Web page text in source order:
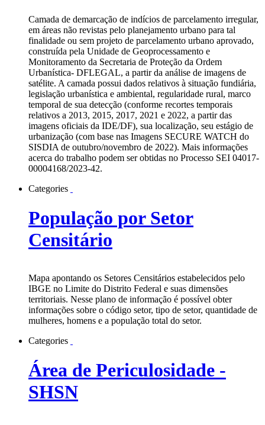
Camada de demarcação de indícios de parcelamento irregular,
em áreas não revistas pelo planejamento urbano para tal
finalidade ou sem projeto de parcelamento urbano aprovado,
construída pela Unidade de Geoprocessamento e
Monitoramento da Secretaria de Proteção da Ordem
Urbanística- DFLEGAL, a partir da análise de imagens de
satélite. A camada possui dados relativos à situação fundiária,
legislação urbanística e ambiental, regularidade rural, marco
temporal de sua detecção (conforme recortes temporais
relativos a 2013, 2015, 2017, 2021 e 2022, a partir das
imagens oficiais da IDE/DF), sua localização, seu estágio de
urbanização (com base nas Imagens SECURE WATCH do
SISDIA de outubro/novembro de 2022). Mais informações
acerca do trabalho podem ser obtidas no Processo SEI 04017-
00004168/2023-42.
Categories
População por Setor
Censitário
Mapa apontando os Setores Censitários estabelecidos pelo
IBGE no Limite do Distrito Federal e suas dimensões
territoriais. Nesse plano de informação é possível obter
informações sobre o código setor, tipo de setor, quantidade de
mulheres, homens e a população total do setor.
Categories
Área de Periculosidade -
SHSN